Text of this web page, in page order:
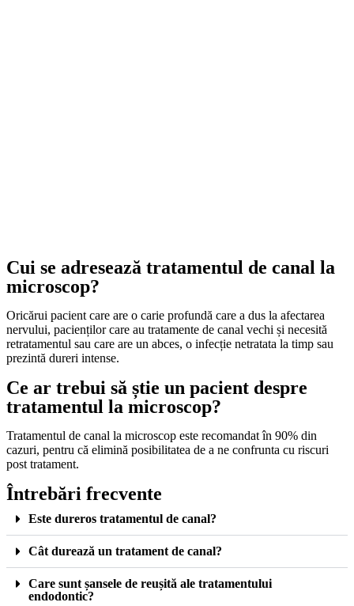
Cui se adresează tratamentul de canal la
microscop?
Oricărui pacient care are o carie profundă care a dus la afectarea
nervului, pacienților care au tratamente de canal vechi și necesită
retratamentul sau care are un abces, o infecție netratata la timp sau
prezintă dureri intense.
Ce ar trebui să știe un pacient despre
tratamentul la microscop?
Tratamentul de canal la microscop este recomandat în 90% din
cazuri, pentru că elimină posibilitatea de a ne confrunta cu riscuri
post tratament.
Întrebări frecvente
Este dureros tratamentul de canal?
Cât durează un tratament de canal?
Care sunt șansele de reușită ale tratamentului
endodontic?